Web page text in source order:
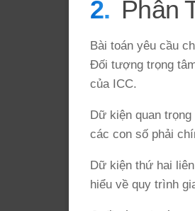
Phân
Bài toán yêu cầu
Đối tượng trọng
của ICC.
Dữ kiện quan
các con số phải
Dữ kiện thứ hai
hiểu về quy trình